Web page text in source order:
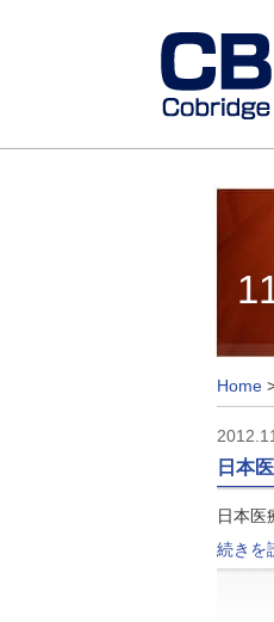
Home
日本
日本医
続きを